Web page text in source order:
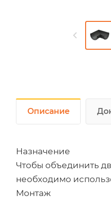
Описание
Назначение
Чтобы объединить
необходимо
Монтаж